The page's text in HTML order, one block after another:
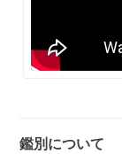
鑑別について